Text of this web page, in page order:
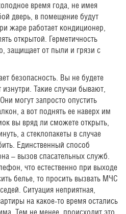
время года, не имея
дверь, в помещение будут
жаре работает кондиционер,
открытой. Герметичность
защищает от пыли и грязи с
безопасность. Вы не будете
Такие случаи бывают,
могут запросто опустить
а вот поднять ее наверх им
вы вряд ли сможете открыть,
а стеклопакеты в случае
Единственный способ
– вызов спасательных служб.
что естественно при выходе
белье, то просить вызвать МЧС
Ситуация неприятная,
на какое-то время остались